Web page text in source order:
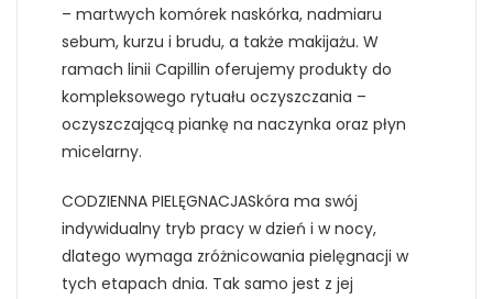
– martwych komórek naskórka, nadmiaru
sebum, kurzu i brudu, a także makijażu. W
ramach linii Capillin oferujemy produkty do
kompleksowego rytuału oczyszczania –
oczyszczającą piankę na naczynka oraz płyn
micelarny.
CODZIENNA PIELĘGNACJASkóra ma swój
indywidualny tryb pracy w dzień i w nocy,
dlatego wymaga zróżnicowania pielęgnacji w
tych etapach dnia. Tak samo jest z jej